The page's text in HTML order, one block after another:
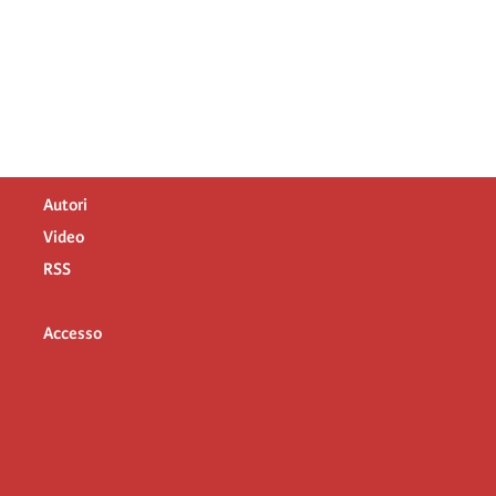
Autori
Video
RSS
Accesso